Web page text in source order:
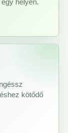
helyen.
kötődő